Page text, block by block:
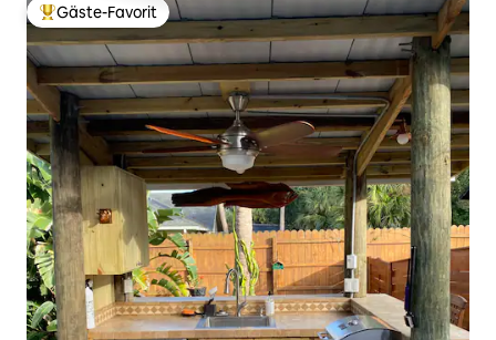
Beliebter Gäste-Favorit.
Gäste-Favorit